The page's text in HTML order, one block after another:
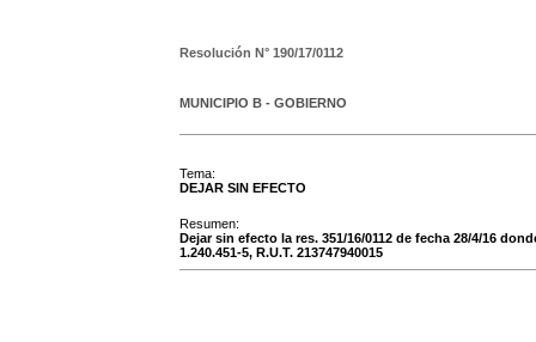
Resolución N° 190/17/0112
MUNICIPIO B - GOBIERNO
Tema:
DEJAR SIN EFECTO
Resumen:
Dejar sin efecto la res. 351/16/0112 de fecha 28/4/16
1.240.451-5, R.U.T. 213747940015